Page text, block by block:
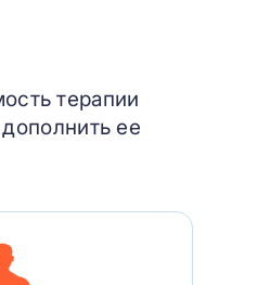
терапии
ее